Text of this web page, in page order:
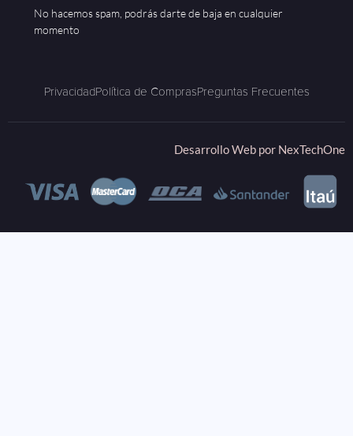
No hacemos spam, podrás darte de baja en cualquier
momento
PrivacidadPolítica de ComprasPreguntas Frecuentes
Desarrollo Web por NexTechOne